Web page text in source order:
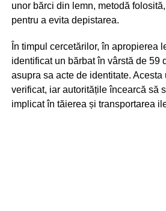
unor bărci din lemn, metodă
pentru a evita depistarea.
În timpul cercetărilor, în apropierea
identificat un bărbat în vârstă de 59
asupra sa acte de identitate. Acesta
verificat, iar autoritățile încearcă să
implicat în tăierea și transportarea